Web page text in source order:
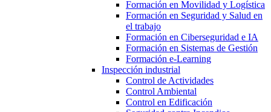
Formación en Movilidad y Logística
Formación en Seguridad y Salud en
el trabajo
Formación en Ciberseguridad e IA
Formación en Sistemas de Gestión
Formación e-Learning
Inspección industrial
Control de Actividades
Control Ambiental
Control en Edificación